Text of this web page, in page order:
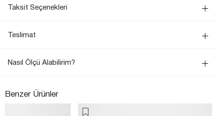
Taksit Seçenekleri
Teslimat
Nasıl Ölçü Alabilirim?
Benzer Ürünler